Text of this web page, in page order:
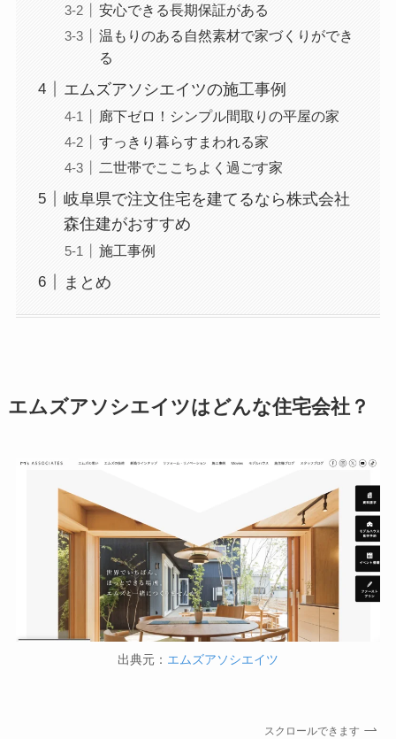
安心できる長期保証がある
温もりのある自然素材で家づくりができ
る
エムズアソシエイツの施工事例
廊下ゼロ！シンプル間取りの平屋の家
すっきり暮らすまわれる家
二世帯でここちよく過ごす家
岐阜県で注文住宅を建てるなら株式会社
森住建がおすすめ
施工事例
まとめ
エムズアソシエイツはどんな住宅会社？
出典元： エムズアソシエイツ
スクロールできます